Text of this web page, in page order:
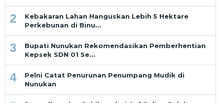
2
Kebakaran Lahan Hanguskan Lebih 5 Hektare
Perkebunan di Binu…
3
Bupati Nunukan Rekomendasikan Pemberhentian
Kepsek SDN 01 Se…
4
Pelni Catat Penurunan Penumpang Mudik di
Nunukan